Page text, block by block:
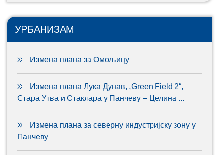
УРБАНИЗАМ
Измена плана за Омољицу
Измена плана Лука Дунав, „Green Field 2“,
Стара Утва и Стаклара у Панчеву – Целина ...
Измена плана за северну индустријску зону у
Панчеву